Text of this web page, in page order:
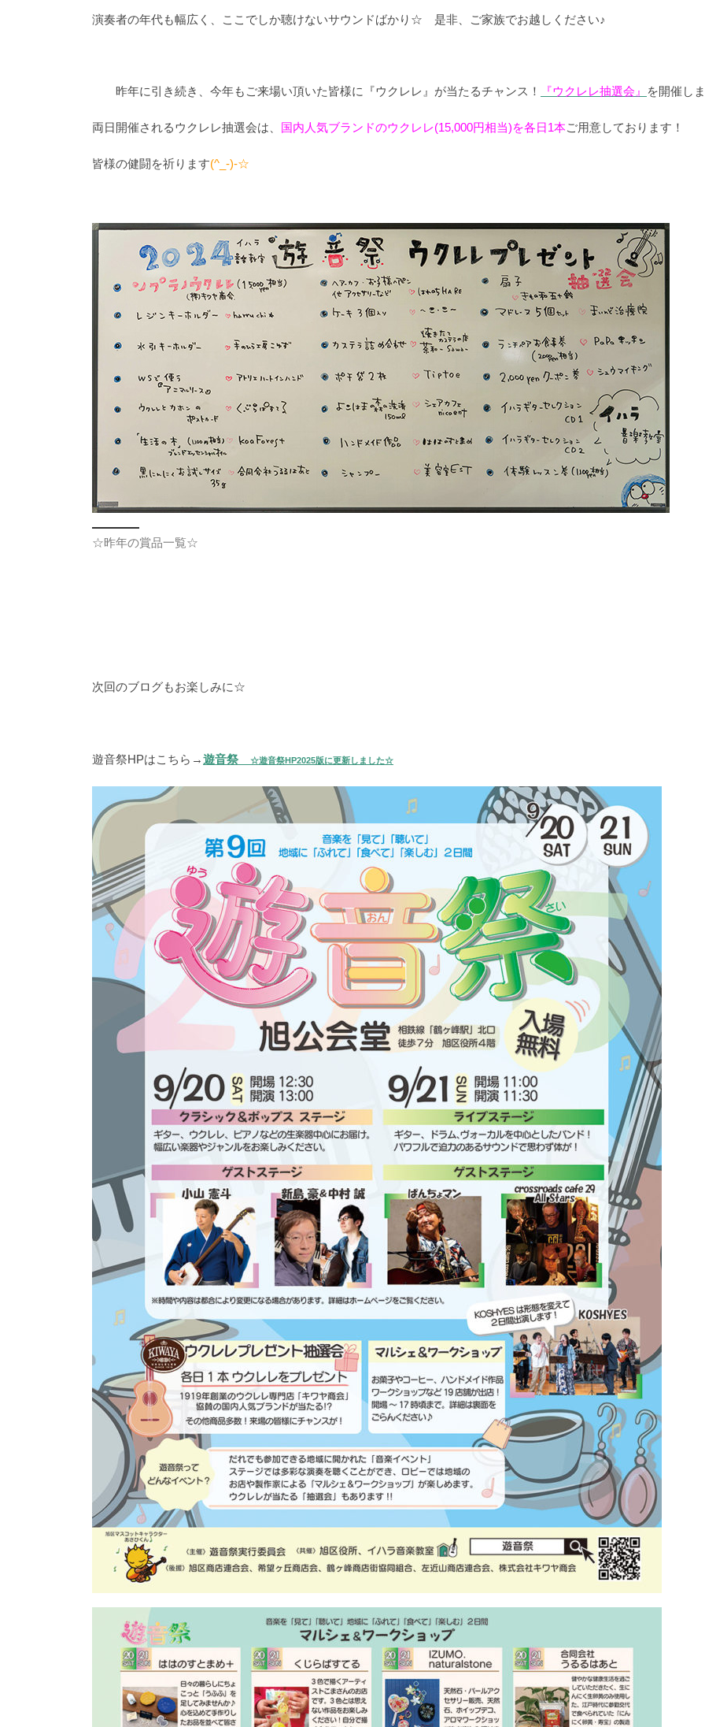
演奏者の年代も幅広く、ここでしか聴けないサウンドばかり☆ 是非、ご家族でお越しください♪
昨年に引き続き、今年もご来場い頂いた皆様に『ウクレレ』が当たるチャンス！ 『ウクレレ抽選会』 を開催し
両日開催されるウクレレ抽選会は、 国内人気ブランドのウクレレ(15,000円相当)を各日1本ご用意しております！
皆様の健闘を祈ります(^_-)-☆
☆昨年の賞品一覧☆
次回のブログもお楽しみに☆
遊音祭HPはこちら→遊音祭 ☆遊音祭HP2025版に更新しました☆